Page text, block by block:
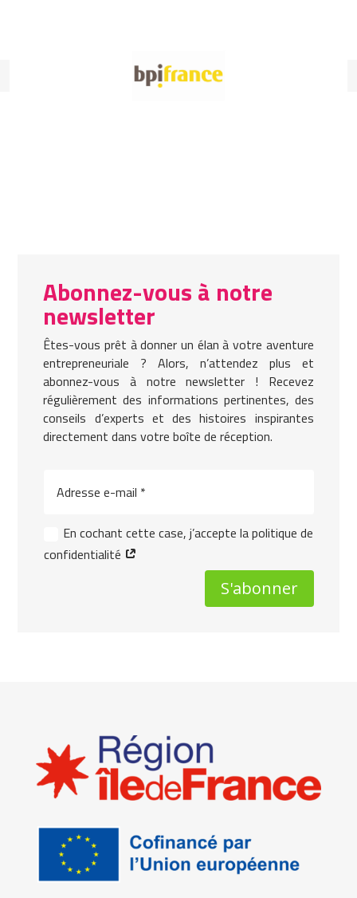
Abonnez-vous à notre
newsletter
Êtes-vous prêt à donner un élan à votre aventure
entrepreneuriale ? Alors, n’attendez plus et
abonnez-vous à notre newsletter ! Recevez
régulièrement des informations pertinentes, des
conseils d’experts et des histoires inspirantes
directement dans votre boîte de réception.
En cochant cette case, j’accepte la politique de
confidentialité
S'abonner